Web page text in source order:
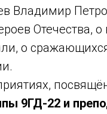
Владимир
Отечества,
о
9ГД-22 и